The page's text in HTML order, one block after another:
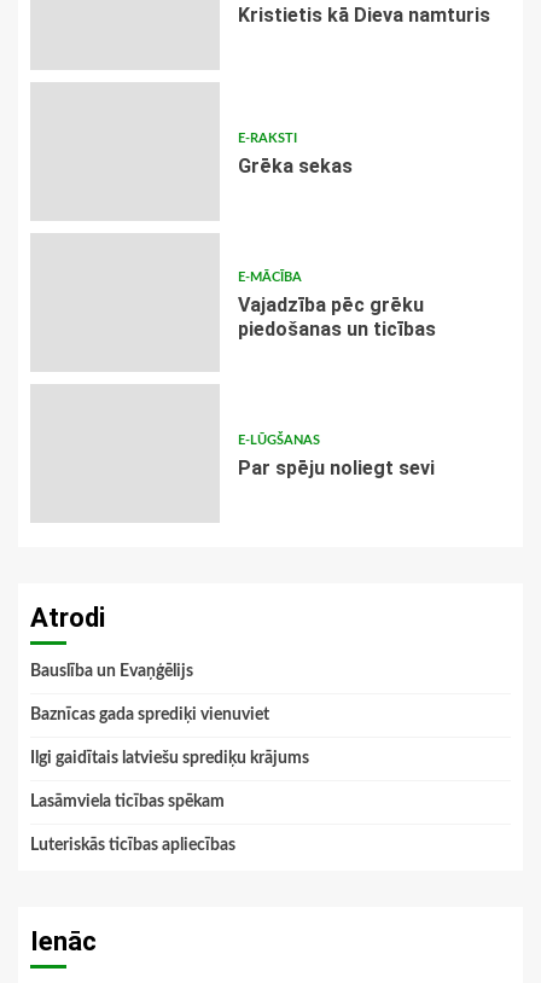
Kristietis kā Dieva namturis
E-RAKSTI
Grēka sekas
E-MĀCĪBA
Vajadzība pēc grēku
piedošanas un ticības
E-LŪGŠANAS
Par spēju noliegt sevi
Atrodi
Bauslība un Evaņģēlijs
Baznīcas gada sprediķi vienuviet
Ilgi gaidītais latviešu sprediķu krājums
Lasāmviela ticības spēkam
Luteriskās ticības apliecības
Ienāc